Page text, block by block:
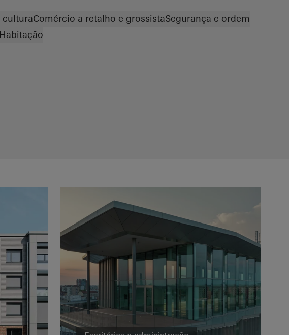
culturaComércio a retalho e grossistaSegurança e ordem
Habitação